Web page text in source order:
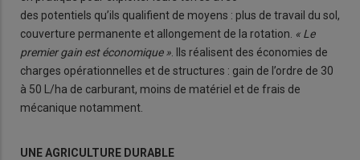
des potentiels qu’ils qualifient de moyens : plus de travail du sol,
couverture permanente et allongement de la rotation. « Le
premier gain est économique » . Ils réalisent des économies de
charges opérationnelles et de structures : gain de l’ordre de 30
à 50 L/ha de carburant, moins de matériel et de frais de
mécanique notamment.
UNE AGRICULTURE DURABLE